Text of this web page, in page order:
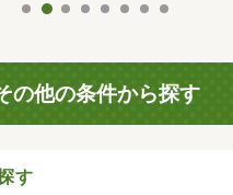
の他の条件から探す
す